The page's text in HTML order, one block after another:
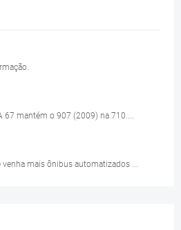
67 mantém o 907 (2009) na 710....
mais ônibus automatizados ...